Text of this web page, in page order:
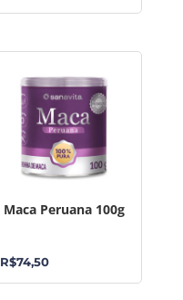
Maca Peruana 100g
R$74,50